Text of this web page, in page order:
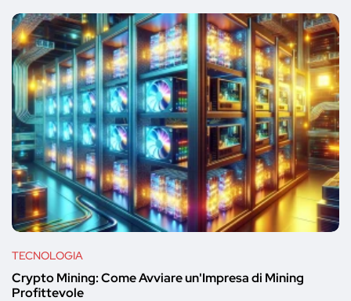
TECNOLOGIA
Crypto Mining: Come Avviare un'Impresa di Mining
Profittevole